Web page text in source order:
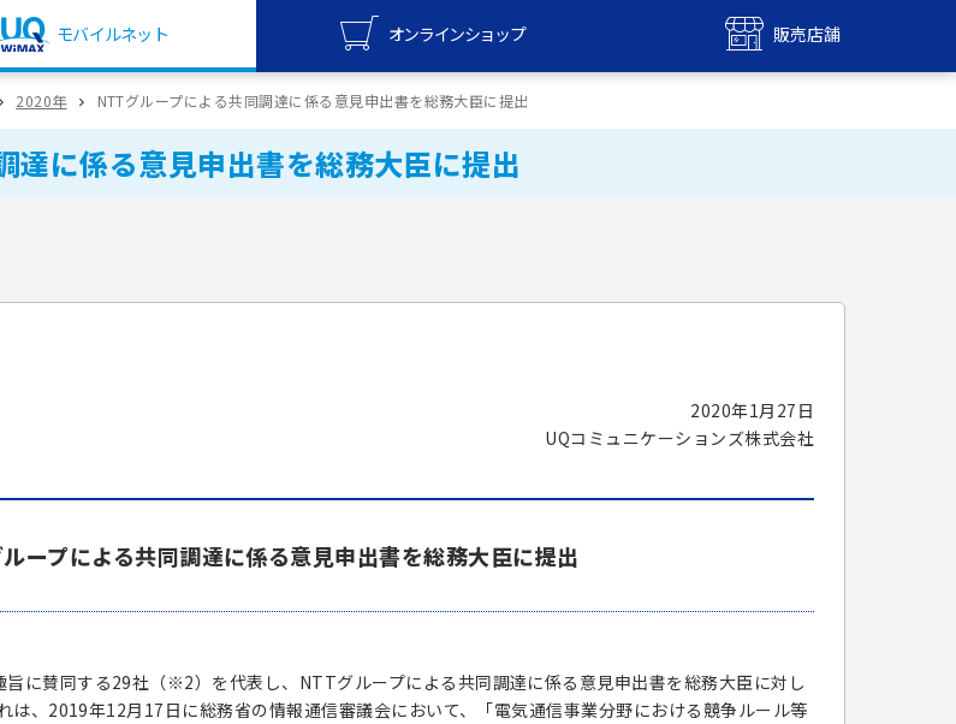
モバイルネット オンラインショップ 販売店舗
UQ mobile
オンラインショップ
UQ WiMAX
販売店舗
2020年 NTTグループによる共同調達に係る意見申出書を総務大臣に提出
達に係る意見申出書を総務大臣に提出
2020年1月27日
UQコミュニケーションズ株式会社
ープによる共同調達に係る意見申出書を総務大臣に提出
に賛同する29社（※2）を代表し、NTTグループによる共同調達に係る意見申出書を総務大臣に対し
は、2019年12月17日に総務省の情報通信審議会において、「電気通信事業分野における競争ルール等